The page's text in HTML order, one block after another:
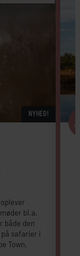
NYHED!
bl.a.
både den
safarier i
Town.